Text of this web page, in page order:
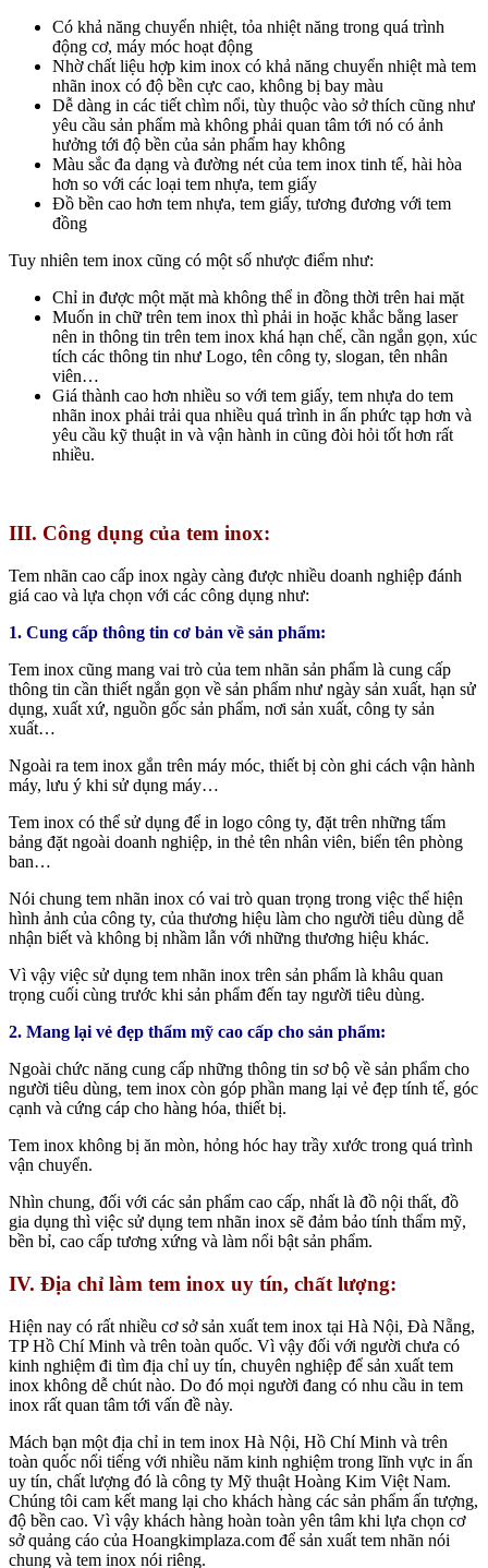
Có khả năng chuyển nhiệt, tỏa nhiệt năng trong quá trình
động cơ, máy móc hoạt động
Nhờ chất liệu hợp kim inox có khả năng chuyển nhiệt mà tem
nhãn inox có độ bền cực cao, không bị bay màu
Dễ dàng in các tiết chìm nổi, tùy thuộc vào sở thích cũng như
yêu cầu sản phẩm mà không phải quan tâm tới nó có ảnh
hưởng tới độ bền của sản phẩm hay không
Màu sắc đa dạng và đường nét của tem inox tinh tế, hài hòa
hơn so với các loại tem nhựa, tem giấy
Đồ bền cao hơn tem nhựa, tem giấy, tương đương với tem
đồng
Tuy nhiên tem inox cũng có một số nhược điểm như:
Chỉ in được một mặt mà không thể in đồng thời trên hai mặt
Muốn in chữ trên tem inox thì phải in hoặc khắc bằng laser
nên in thông tin trên tem inox khá hạn chế, cần ngắn gọn, xúc
tích các thông tin như Logo, tên công ty, slogan, tên nhân
viên…
Giá thành cao hơn nhiều so với tem giấy, tem nhựa do tem
nhãn inox phải trải qua nhiều quá trình in ấn phức tạp hơn và
yêu cầu kỹ thuật in và vận hành in cũng đòi hỏi tốt hơn rất
nhiều.
III. Công dụng của tem inox:
Tem nhãn cao cấp inox ngày càng được nhiều doanh nghiệp đánh
giá cao và lựa chọn với các công dụng như:
1. Cung cấp thông tin cơ bản về sản phẩm:
Tem inox cũng mang vai trò của tem nhãn sản phẩm là cung cấp
thông tin cần thiết ngắn gọn về sản phẩm như ngày sản xuất, hạn sử
dụng, xuất xứ, nguồn gốc sản phẩm, nơi sản xuất, công ty sản
xuất…
Ngoài ra tem inox gắn trên máy móc, thiết bị còn ghi cách vận hành
máy, lưu ý khi sử dụng máy…
Tem inox có thể sử dụng để in logo công ty, đặt trên những tấm
bảng đặt ngoài doanh nghiệp, in thẻ tên nhân viên, biển tên phòng
ban…
Nói chung tem nhãn inox có vai trò quan trọng trong việc thể hiện
hình ảnh của công ty, của thương hiệu làm cho người tiêu dùng dễ
nhận biết và không bị nhầm lẫn với những thương hiệu khác.
Vì vậy việc sử dụng tem nhãn inox trên sản phẩm là khâu quan
trọng cuối cùng trước khi sản phẩm đến tay người tiêu dùng.
2. Mang lại vẻ đẹp thẩm mỹ cao cấp cho sản phẩm:
Ngoài chức năng cung cấp những thông tin sơ bộ về sản phẩm cho
người tiêu dùng, tem inox còn góp phần mang lại vẻ đẹp tính tế, góc
cạnh và cứng cáp cho hàng hóa, thiết bị.
Tem inox không bị ăn mòn, hỏng hóc hay trầy xước trong quá trình
vận chuyển.
Nhìn chung, đối với các sản phẩm cao cấp, nhất là đồ nội thất, đồ
gia dụng thì việc sử dụng tem nhãn inox sẽ đảm bảo tính thẩm mỹ,
bền bỉ, cao cấp tương xứng và làm nổi bật sản phẩm.
IV. Địa chỉ làm tem inox uy tín, chất lượng:
Hiện nay có rất nhiều cơ sở sản xuất tem inox tại Hà Nội, Đà Nẵng,
TP Hồ Chí Minh và trên toàn quốc. Vì vậy đối với người chưa có
kinh nghiệm đi tìm địa chỉ uy tín, chuyên nghiệp để sản xuất tem
inox không dễ chút nào. Do đó mọi người đang có nhu cầu in tem
inox rất quan tâm tới vấn đề này.
Mách bạn một địa chỉ in tem inox Hà Nội, Hồ Chí Minh và trên
toàn quốc nổi tiếng với nhiều năm kinh nghiệm trong lĩnh vực in ấn
uy tín, chất lượng đó là công ty Mỹ thuật Hoàng Kim Việt Nam.
Chúng tôi cam kết mang lại cho khách hàng các sản phẩm ấn tượng,
độ bền cao. Vì vậy khách hàng hoàn toàn yên tâm khi lựa chọn cơ
sở quảng cáo của Hoangkimplaza.com để sản xuất tem nhãn nói
chung và tem inox nói riêng.